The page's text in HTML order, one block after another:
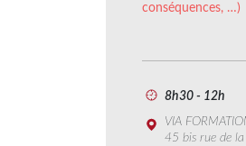
conséquences, …)
8h30 - 12h
VIA
45 bis rue de